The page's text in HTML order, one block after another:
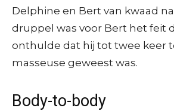
Delphine en Bert van kwaad
druppel was voor Bert het feit
onthulde dat hij tot twee keer
masseuse geweest was.
Body-to-body